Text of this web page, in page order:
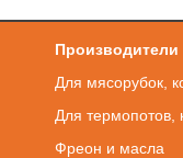
Производители
Для мясорубок,
Для термопотов,
Фреон и масла